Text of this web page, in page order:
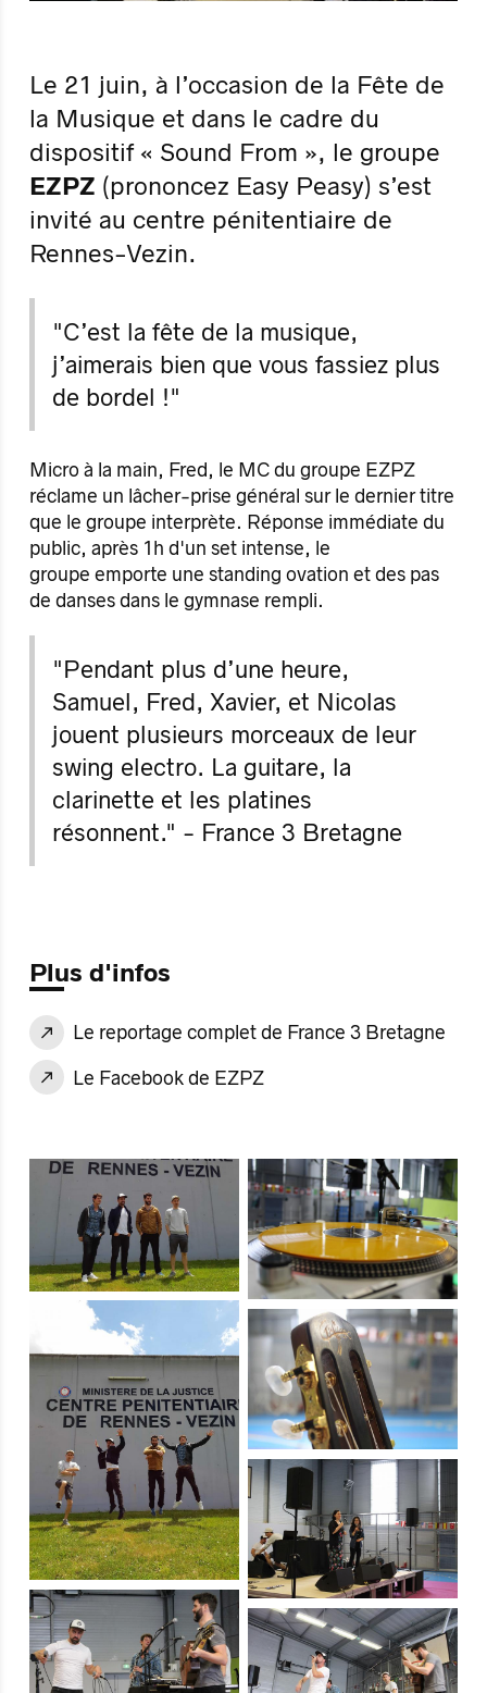
Le 21 juin, à l’occasion de la Fête de
la Musique et dans le cadre du
dispositif « Sound From », le groupe
EZPZ (prononcez Easy Peasy) s’est
invité au centre pénitentiaire de
Rennes-Vezin.
"C’est la fête de la musique,
j’aimerais bien que vous fassiez plus
de bordel !"
Micro à la main, Fred, le MC du groupe EZPZ
réclame un lâcher-prise général sur le dernier titre
que le groupe interprète. Réponse immédiate du
public, après 1h d'un set intense, le
groupe emporte une standing ovation et des pas
de danses dans le gymnase rempli.
"Pendant plus d’une heure,
Samuel, Fred, Xavier, et Nicolas
jouent plusieurs morceaux de leur
swing electro. La guitare, la
clarinette et les platines
résonnent." - France 3 Bretagne
Plus d'infos
Le reportage complet de France 3 Bretagne
Le Facebook de EZPZ